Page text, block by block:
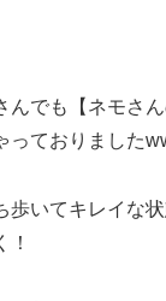
んでも【ネモさ
っておりました
歩いてキレイな
！